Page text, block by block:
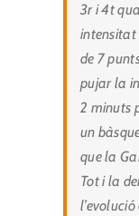
3r i 4t
intensitat
de 7
pujar la
2 minuts
un
que la
Tot i la
l’evolució